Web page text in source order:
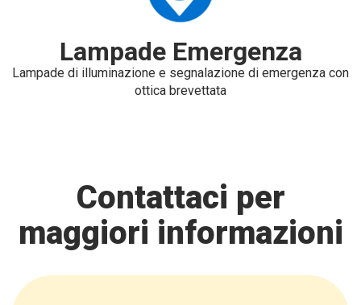
Lampade Emergenza
Lampade di illuminazione e segnalazione di emergenza con
ottica brevettata
Contattaci per
maggiori informazioni